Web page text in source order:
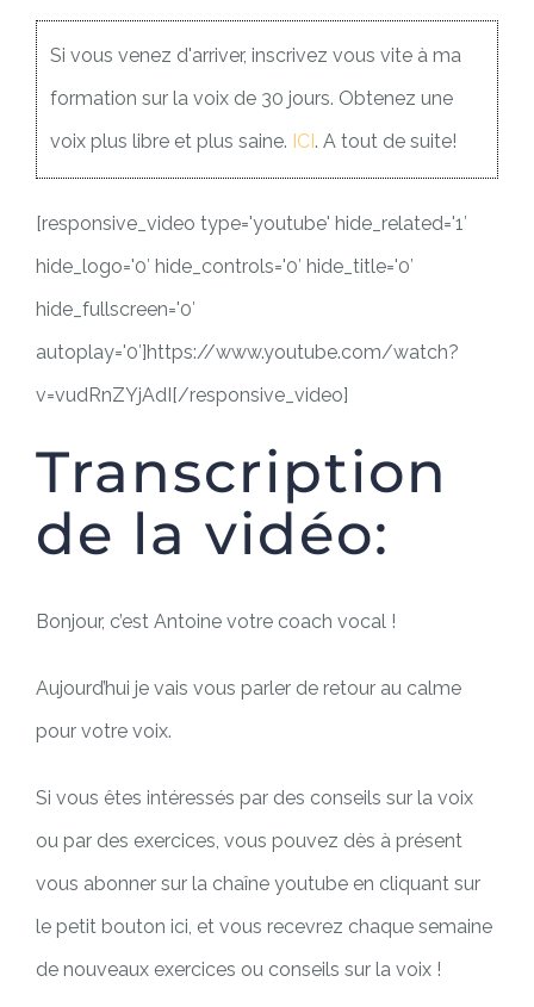
Si vous venez d'arriver, inscrivez vous vite à ma
formation sur la voix de 30 jours. Obtenez une
voix plus libre et plus saine. ICI . A tout de suite!
[responsive_video type='youtube' hide_related='1′
hide_logo='0′ hide_controls='0′ hide_title='0′
hide_fullscreen='0′
autoplay='0′]https://www.youtube.com/watch?
v=vudRnZYjAdI[/responsive_video]
Transcription
de la vidéo:
Bonjour, c’est Antoine votre coach vocal !
Aujourd’hui je vais vous parler de retour au calme
pour votre voix.
Si vous êtes intéressés par des conseils sur la voix
ou par des exercices, vous pouvez dès à présent
vous abonner sur la chaîne youtube en cliquant sur
le petit bouton ici, et vous recevrez chaque semaine
de nouveaux exercices ou conseils sur la voix !